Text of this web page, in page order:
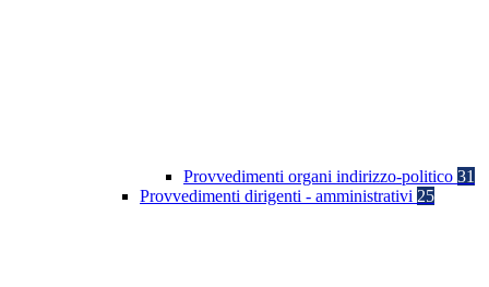
Provvedimenti organi indirizzo-politico 31
Provvedimenti dirigenti - amministrativi 25